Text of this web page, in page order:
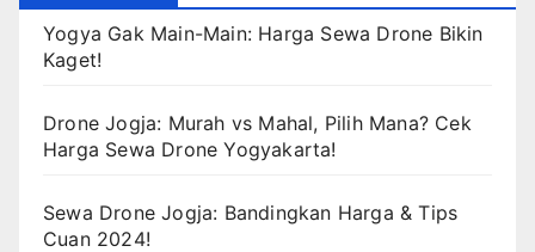
Yogya Gak Main-Main: Harga Sewa Drone Bikin
Kaget!
Drone Jogja: Murah vs Mahal, Pilih Mana? Cek
Harga Sewa Drone Yogyakarta!
Sewa Drone Jogja: Bandingkan Harga & Tips
Cuan 2024!